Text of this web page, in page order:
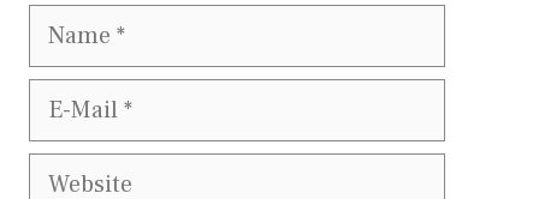
Name
E-
Website